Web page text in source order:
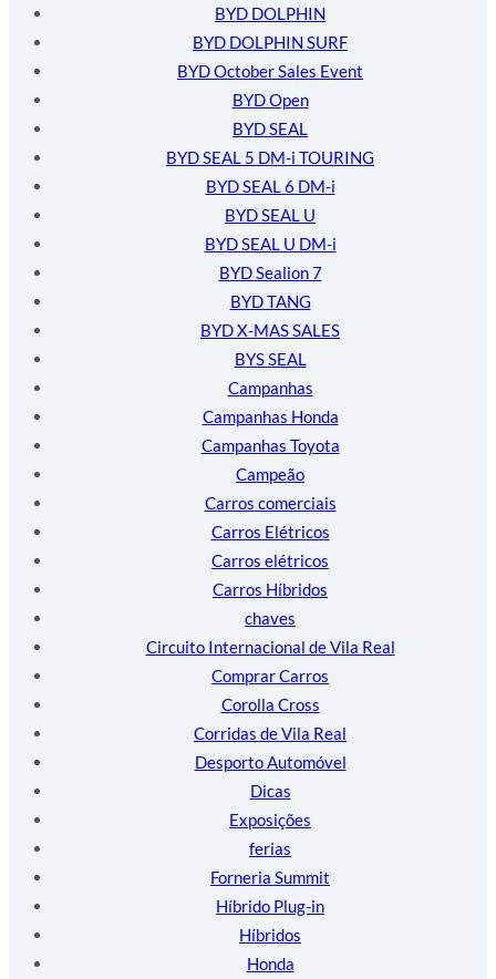
BYD DOLPHIN
BYD DOLPHIN SURF
BYD October Sales Event
BYD Open
BYD SEAL
BYD SEAL 5 DM-i TOURING
BYD SEAL 6 DM-i
BYD SEAL U
BYD SEAL U DM-i
BYD Sealion 7
BYD TANG
BYD X-MAS SALES
BYS SEAL
Campanhas
Campanhas Honda
Campanhas Toyota
Campeão
Carros comerciais
Carros Elétricos
Carros elétricos
Carros Híbridos
chaves
Circuito Internacional de Vila Real
Comprar Carros
Corolla Cross
Corridas de Vila Real
Desporto Automóvel
Dicas
Exposições
ferias
Forneria Summit
Híbrido Plug-in
Híbridos
Honda